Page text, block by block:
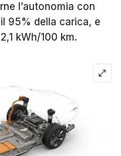
l’autonomia con
95% della carica, e
kWh/100 km.